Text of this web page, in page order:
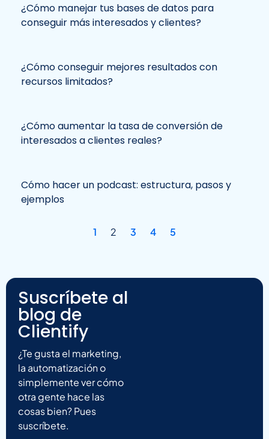
¿Cómo manejar tus bases de datos para
conseguir más interesados y clientes?
¿Cómo conseguir mejores resultados con
recursos limitados?
¿Cómo aumentar la tasa de conversión de
interesados a clientes reales?
Cómo hacer un podcast: estructura, pasos y
ejemplos
1 2 3 4 5
Suscríbete al
blog de
Clientify
¿Te gusta el marketing,
la automatización o
simplemente ver cómo
otra gente hace las
cosas bien? Pues
suscríbete.